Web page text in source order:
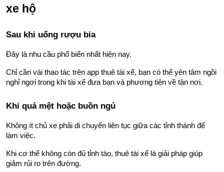
xe hộ
Sau khi uống rượu bia
Đây là nhu cầu phổ biến nhất hiện nay.
Chỉ cần vài thao tác trên app thuê tài xế, bạn có thể yên tâm ngồi
nghỉ ngơi trong khi tài xế đưa bạn và phương tiện về tận nơi.
Khi quá mệt hoặc buồn ngủ
Không ít chủ xe phải di chuyển liên tục giữa các tỉnh thành để
làm việc.
Khi cơ thể không còn đủ tỉnh táo, thuê tài xế là giải pháp giúp
giảm rủi ro trên đường.